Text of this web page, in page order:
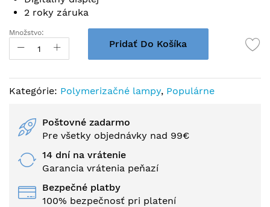
2 roky záruka
Množstvo:
Pridať Do Košíka
Kategórie: Polymerizačné lampy, Populárne
Poštovné zadarmo
Pre všetky objednávky nad 99€
14 dní na vrátenie
Garancia vrátenia peňazí
Bezpečné platby
100% bezpečnosť pri platení